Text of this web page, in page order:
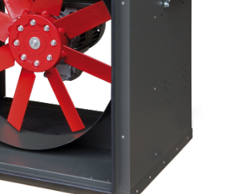
Electrical
in lighting and electrical
project and need